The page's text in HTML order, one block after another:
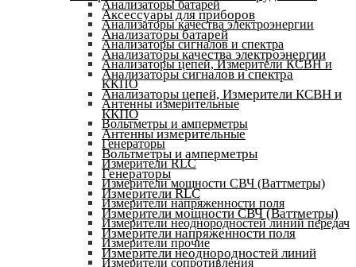
Анализаторы батарей
Анализаторы качества электроэнергии
Анализаторы сигналов и спектра
Анализаторы цепей, Измерители КСВН и
ККПО
Антенны измерительные
Вольтметры и амперметры
Генераторы
Измерители RLC
Измерители мощности СВЧ (Ваттметры)
Измерители напряженности поля
Измерители неоднородностей линий передач
Измерители прочие
Измерители сопротивления
Аксессуары для приборов
Анализаторы батарей
Анализаторы качества электроэнергии
Анализаторы сигналов и спектра
Анализаторы цепей, Измерители КСВН и
ККПО
Антенны измерительные
Вольтметры и амперметры
Генераторы
Измерители RLC
Измерители мощности СВЧ (Ваттметры)
Измерители напряженности поля
Измерители неоднородностей линий